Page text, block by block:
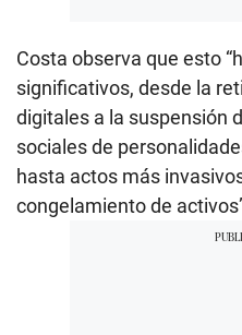
Costa observa que esto
significativos, desde la
digitales a la suspensión
sociales de
hasta actos más
congelamiento de